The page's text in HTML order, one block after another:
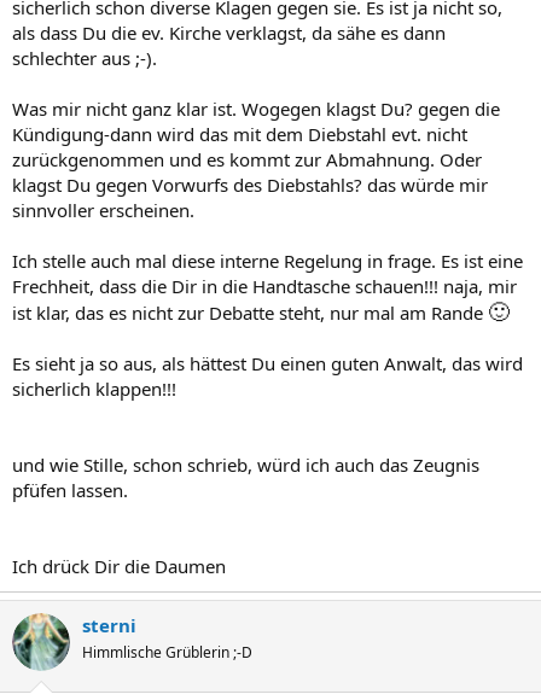
sicherlich schon diverse Klagen gegen sie. Es ist ja nicht so,
als dass Du die ev. Kirche verklagst, da sähe es dann
schlechter aus ;-).
Was mir nicht ganz klar ist. Wogegen klagst Du? gegen die
Kündigung-dann wird das mit dem Diebstahl evt. nicht
zurückgenommen und es kommt zur Abmahnung. Oder
klagst Du gegen Vorwurfs des Diebstahls? das würde mir
sinnvoller erscheinen.
Ich stelle auch mal diese interne Regelung in frage. Es ist eine
Frechheit, dass die Dir in die Handtasche schauen!!! naja, mir
ist klar, das es nicht zur Debatte steht, nur mal am Rande 🙂
Es sieht ja so aus, als hättest Du einen guten Anwalt, das wird
sicherlich klappen!!!
und wie Stille, schon schrieb, würd ich auch das Zeugnis
pfüfen lassen.
Ich drück Dir die Daumen
sterni
Himmlische Grüblerin ;-D